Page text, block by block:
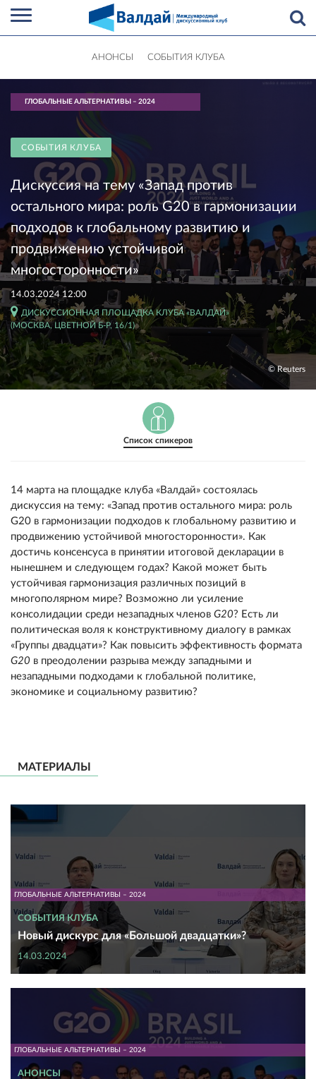
АНОНСЫ СОБЫТИЯ КЛУБА
ГЛОБАЛЬНЫЕ АЛЬТЕРНАТИВЫ – 2024
СОБЫТИЯ КЛУБА
Дискуссия на тему «Запад против
остального мира: роль G20 в гармонизации
подходов к глобальному развитию и
продвижению устойчивой
многосторонности»
14.03.2024 12:00
ДИСКУССИОННАЯ ПЛОЩАДКА КЛУБА «ВАЛДАЙ»
(МОСКВА, ЦВЕТНОЙ Б-Р, 16/1)
© Reuters
Список спикеров
14 марта на площадке клуба «Валдай» состоялась
дискуссия на тему: «Запад против остального мира: роль
G20 в гармонизации подходов к глобальному развитию и
продвижению устойчивой многосторонности». Как
достичь консенсуса в принятии итоговой декларации в
нынешнем и следующем годах? Какой может быть
устойчивая гармонизация различных позиций в
многополярном мире? Возможно ли усиление
консолидации среди незападных членов G20? Есть ли
политическая воля к конструктивному диалогу в рамках
«Группы двадцати»? Как повысить эффективность формата
G20 в преодолении разрыва между западными и
незападными подходами к глобальной политике,
экономике и социальному развитию?
МАТЕРИАЛЫ
СОБЫТИЯ КЛУБА
ГЛОБАЛЬНЫЕ АЛЬТЕРНАТИВЫ – 2024
Новый дискурс для «Большой двадцатки»?
14.03.2024
АНОНСЫ
ГЛОБАЛЬНЫЕ АЛЬТЕРНАТИВЫ – 2024